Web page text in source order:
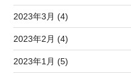
2023年3月 (4)
2023年2月 (4)
2023年1月 (5)